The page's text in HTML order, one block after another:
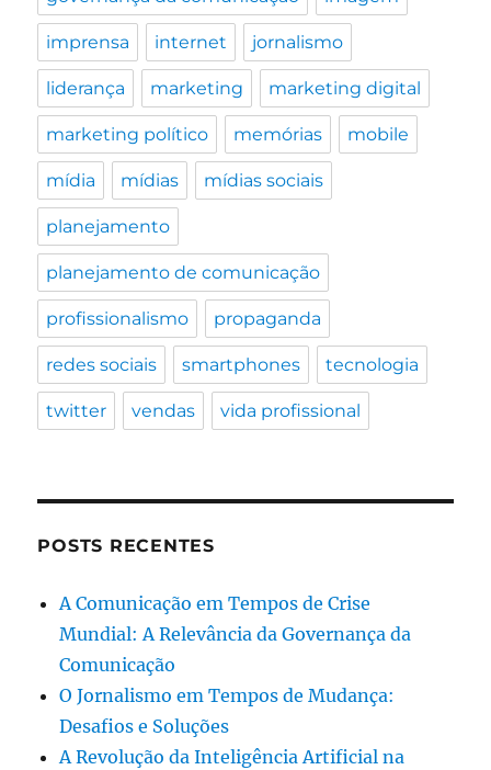
imprensa internet jornalismo
liderança marketing marketing digital
marketing político memórias mobile
mídia mídias mídias sociais
planejamento
planejamento de comunicação
profissionalismo propaganda
redes sociais smartphones tecnologia
twitter vendas vida profissional
POSTS RECENTES
A Comunicação em Tempos de Crise
Mundial: A Relevância da Governança da
Comunicação
O Jornalismo em Tempos de Mudança:
Desafios e Soluções
A Revolução da Inteligência Artificial na